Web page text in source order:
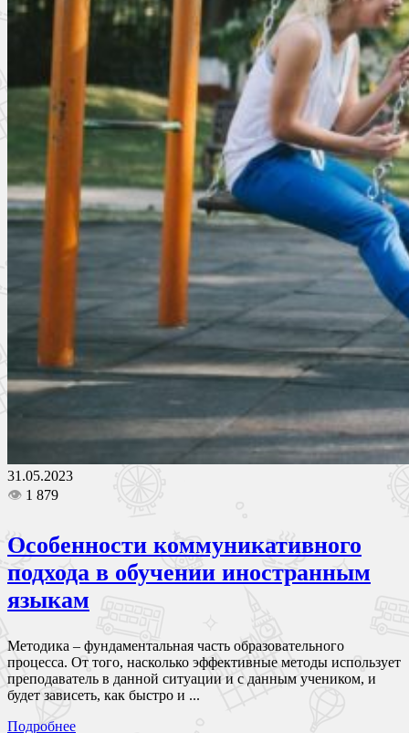
31.05.2023
👁 1 879
Особенности коммуникативного
подхода в обучении иностранным
языкам
Методика – фундаментальная часть образовательного
процесса. От того, насколько эффективные методы использует
преподаватель в данной ситуации и с данным учеником, и
будет зависеть, как быстро и ...
Подробнее